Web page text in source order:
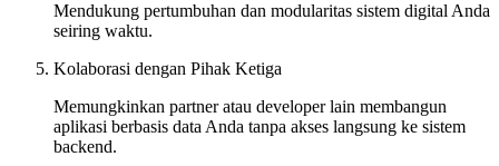
Mendukung pertumbuhan dan modularitas sistem digital Anda
seiring waktu.
Kolaborasi dengan Pihak Ketiga
Memungkinkan partner atau developer lain membangun
aplikasi berbasis data Anda tanpa akses langsung ke sistem
backend.